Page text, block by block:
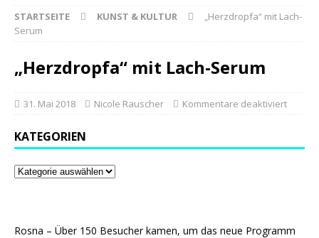
STARTSEITE KUNST & KULTUR
„Herzdropfa“ mit Lach-
Serum
„Herzdropfa“ mit Lach-Serum
31. Mai 2018 Nicole Rauscher Kommentare deaktiviert
KATEGORIEN
Rosna – Über 150 Besucher kamen, um das neue Programm